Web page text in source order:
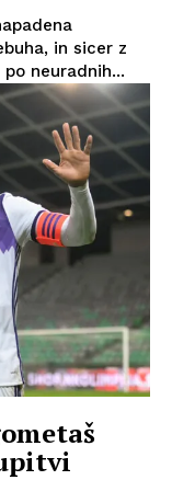
in sicer z
neuradnih...